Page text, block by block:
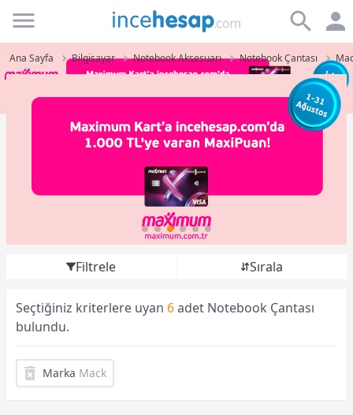
Incehesap
Ana Sayfa Bilgisayar Notebook Aksesuarı Notebook Çantası
Filtrele Sırala
Seçtiğiniz kriterlere uyan 6adet Notebook Çantası
bulundu.
Marka Mack